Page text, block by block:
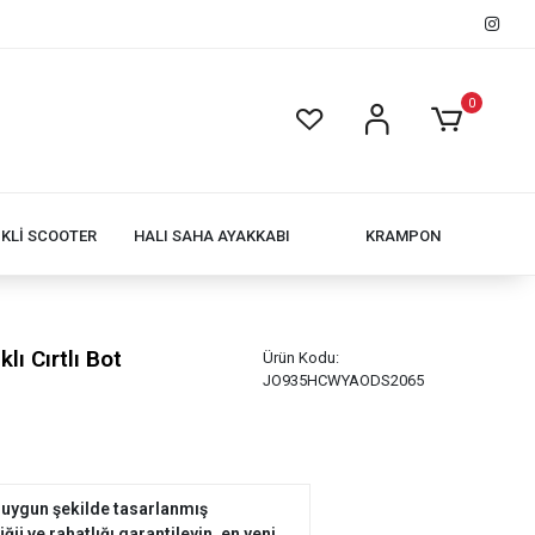
0
SCOOTER HALI SAHA AYAKKABI KRAMPON
Cırtlı Bot
Ürün Kodu:
JO935HCWYAODS2065
şekilde tasarlanmış